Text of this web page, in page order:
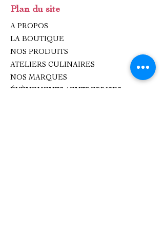
Plan du site
A PROPOS
LA BOUTIQUE
NOS PRODUITS
ATELIERS CULINAIRES
NOS MARQUES
ÉVÈNEMENTS / ENTREPRISES